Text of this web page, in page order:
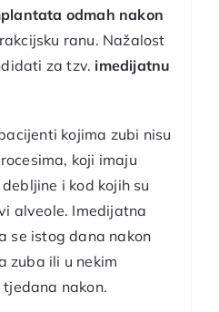
odmah nakon
ranu. Nažalost
za tzv. imedijatnu
kojima zubi nisu
koji imaju
i kod kojih su
alveole. Imedijatna
se istog dana nakon
zuba ili u nekim
nakon.